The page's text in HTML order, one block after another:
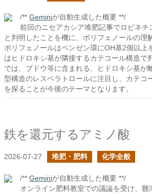
/** Geminiが自動生成した概要 **/
前回のニセアカシア堆肥記事でロビネチ
と判明したことを機に、ポリフェノールの理
ポリフェノールはベンゼン環にOH基2個以上
はヒドロキシ基が隣接するカテコール構造で
では、ブドウ等に含まれる、ヒドロキシ基が
型構造のレスベラトロールに注目し、カテコ
を探ることが今後のテーマとなります。
鉄を還元するアミノ酸
2026-07-27 堆肥・肥料 化学全般
/** Geminiが自動生成した概要 **/
オンライン肥料教室での議論を受け、難